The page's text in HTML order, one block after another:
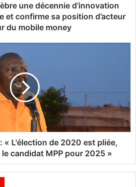
une décennie d’innovation
et confirme sa position d’acteur
du mobile money
« L'élection de 2020 est pliée,
candidat MPP pour 2025 »